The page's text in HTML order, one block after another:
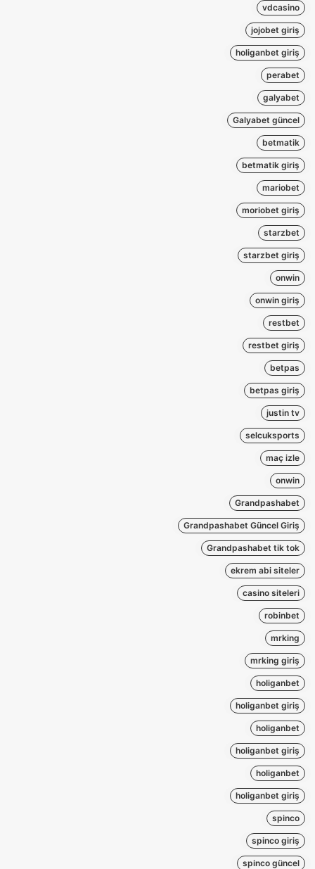
vdcasino
jojobet giriş
holiganbet giriş
perabet
galyabet
Galyabet güncel
betmatik
betmatik giriş
mariobet
moriobet giriş
starzbet
starzbet giriş
onwin
onwin giriş
restbet
restbet giriş
betpas
betpas giriş
justin tv
selcuksports
maç izle
onwin
Grandpashabet
Grandpashabet Güncel Giriş
Grandpashabet tik tok
ekrem abi siteler
casino siteleri
robinbet
mrking
mrking giriş
holiganbet
holiganbet giriş
holiganbet
holiganbet giriş
holiganbet
holiganbet giriş
spinco
spinco giriş
spinco güncel